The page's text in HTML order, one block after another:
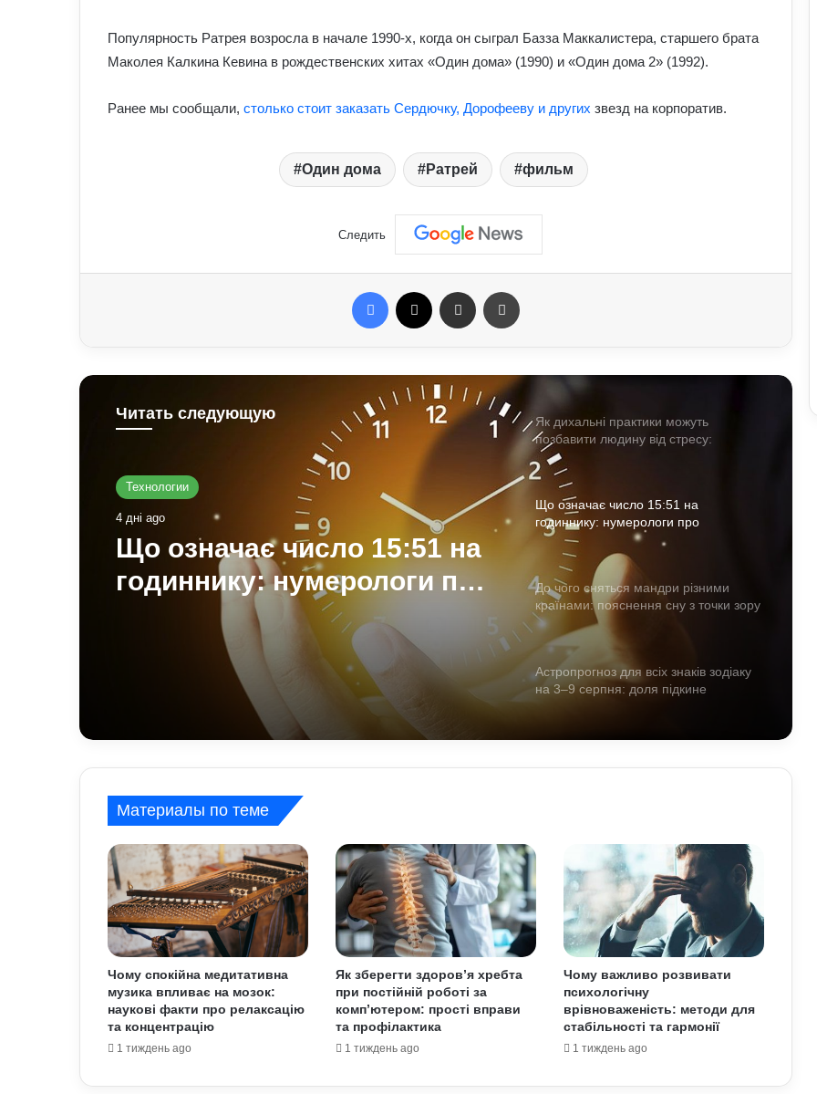
Популярность Ратрея возросла в начале 1990-х, когда он сыграл Базза Маккалистера, старшего брата
Маколея Калкина Кевина в рождественских хитах «Один дома» (1990) и «Один дома 2» (1992).
Ранее мы сообщали, столько стоит заказать Сердючку, Дорофееву и других звезд на корпоратив.
Один дома Ратрей фильм
Следить
Facebook Отправить e-mail
Читать следующую
Технологии
4 дні ago
Що означає число 15:51 на
годиннику: нумерологи про
«магічність» і символізм
2026 року: початок місяця принесе
Лучшие боевики в 2026 году: 12
фильмов, которые стоит посмотреть
Як правильно доглядати за бородою:
лайфхаки б’юті-індустрії для чоловіків
лікарів
Як дихальні практики можуть
позбавити людину від стресу:
пояснення експертів
Що означає число 15:51 на
годиннику: нумерологи про
«магічність» і символізм
До чого сняться мандри різними
країнами: пояснення сну з точки зору
психології
Астропрогноз для всіх знаків зодіаку
на 3–9 серпня: доля підкине
впливає на організм: приховані
пояснення сну з точки зору психології
Астропрогноз на вихідні, 1–2 серпня
2026 року: початок місяця принесе
нові можливості
Лучшие боевики в 2026 году: 12
фильмов, которые стоит посмотреть
Як правильно доглядати за бородою:
Материалы по теме
Чому спокійна медитативна
музика впливає на мозок:
наукові факти про релаксацію
та концентрацію
1 тиждень ago
Як зберегти здоров’я хребта
при постійній роботі за
комп’ютером: прості вправи
та профілактика
1 тиждень ago
Чому важливо розвивати
психологічну
врівноваженість: методи для
стабільності та гармонії
1 тиждень ago